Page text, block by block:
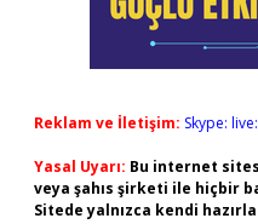
Reklam ve İletişim: Skype:
Yasal Uyarı: Bu internet
veya şahıs şirketi ile hiçbir
Sitede yalnızca kendi